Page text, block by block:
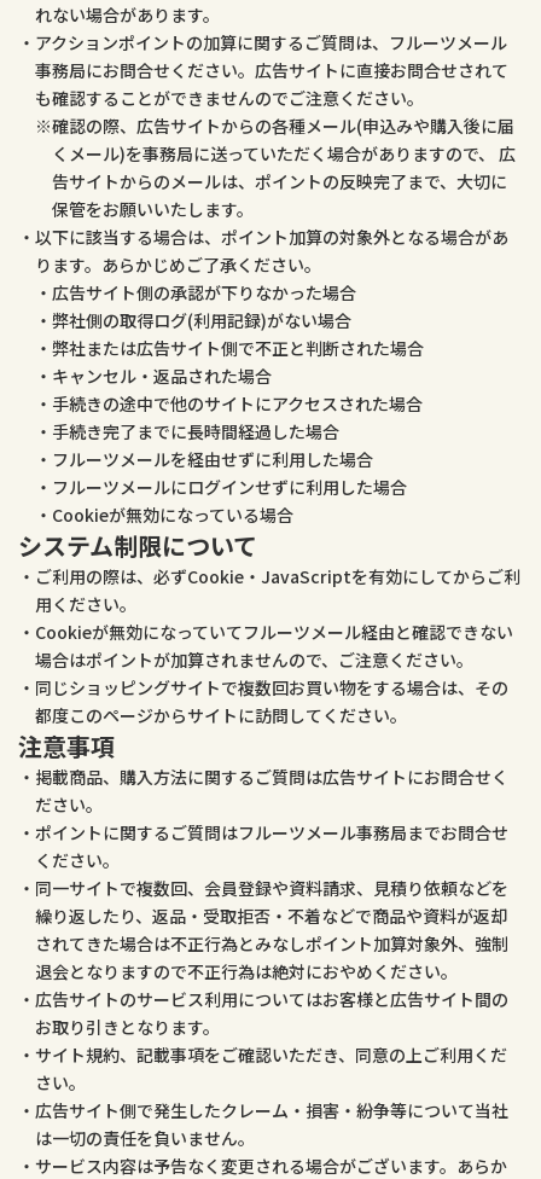
れない場合があります。
アクションポイントの加算に関するご質問は、フルーツメール
事務局にお問合せください。広告サイトに直接お問合せされて
も確認することができませんのでご注意ください。
確認の際、広告サイトからの各種メール(申込みや購入後に届
くメール)を事務局に送っていただく場合がありますので、 広
告サイトからのメールは、ポイントの反映完了まで、大切に
保管をお願いいたします。
以下に該当する場合は、ポイント加算の対象外となる場合があ
ります。あらかじめご了承ください。
広告サイト側の承認が下りなかった場合
弊社側の取得ログ(利用記録)がない場合
弊社または広告サイト側で不正と判断された場合
キャンセル・返品された場合
手続きの途中で他のサイトにアクセスされた場合
手続き完了までに長時間経過した場合
フルーツメールを経由せずに利用した場合
フルーツメールにログインせずに利用した場合
Cookieが無効になっている場合
システム制限について
ご利用の際は、必ずCookie・JavaScriptを有効にしてからご利
用ください。
Cookieが無効になっていてフルーツメール経由と確認できない
場合はポイントが加算されませんので、ご注意ください。
同じショッピングサイトで複数回お買い物をする場合は、その
都度このページからサイトに訪問してください。
注意事項
掲載商品、購入方法に関するご質問は広告サイトにお問合せく
ださい。
ポイントに関するご質問はフルーツメール事務局までお問合せ
ください。
同一サイトで複数回、会員登録や資料請求、見積り依頼などを
繰り返したり、返品・受取拒否・不着などで商品や資料が返却
されてきた場合は不正行為とみなしポイント加算対象外、強制
退会となりますので不正行為は絶対におやめください。
広告サイトのサービス利用についてはお客様と広告サイト間の
お取り引きとなります。
サイト規約、記載事項をご確認いただき、同意の上ご利用くだ
さい。
広告サイト側で発生したクレーム・損害・紛争等について当社
は一切の責任を負いません。
サービス内容は予告なく変更される場合がございます。あらか